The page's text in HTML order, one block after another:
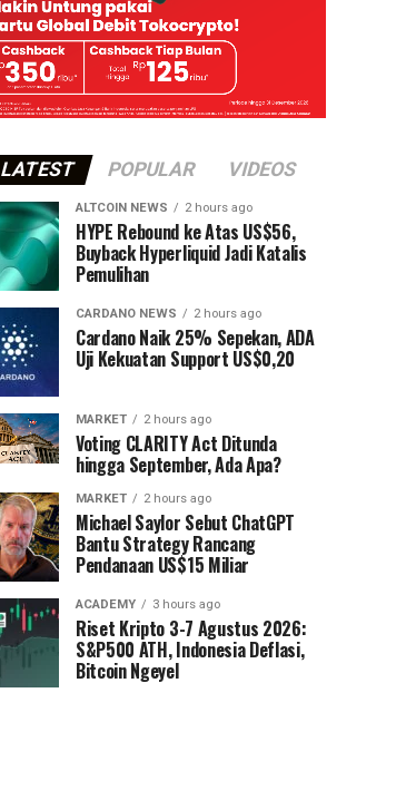
LATEST POPULAR VIDEOS
ALTCOIN NEWS 2 hours ago
HYPE Rebound ke Atas US$56,
Buyback Hyperliquid Jadi Katalis
Pemulihan
CARDANO NEWS 2 hours ago
Cardano Naik 25% Sepekan, ADA
Uji Kekuatan Support US$0,20
MARKET 2 hours ago
Voting CLARITY Act Ditunda
hingga September, Ada Apa?
MARKET 2 hours ago
Michael Saylor Sebut ChatGPT
Bantu Strategy Rancang
Pendanaan US$15 Miliar
ACADEMY 3 hours ago
Riset Kripto 3-7 Agustus 2026:
S&P500 ATH, Indonesia Deflasi,
Bitcoin Ngeyel